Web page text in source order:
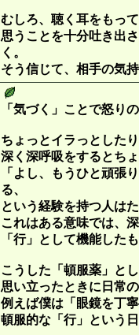
むしろ、聴く耳をもっ
思うことを十分吐き出
く。
そう信じて、相手の気
「気づく」ことで怒り
ちょっとイラっとした
深く深呼吸をするとち
「よし、もうひと頑張
る、
という経験を持つ人は
これはある意味では、
「行」として機能した
こうした「頓服薬」と
思い立ったときに日常
例えば僕は「眼鏡を丁
頓服的な「行」という